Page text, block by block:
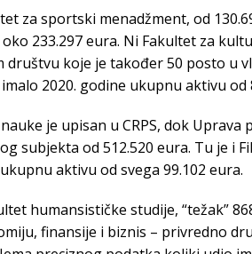
za sportski menadžment, od
233.297 eura. Ni Fakultet za
društvu koje je također 50 posto u
2020. godine ukupnu aktivu od
je upisan u CRPS, dok Uprava
subjekta od 512.520 eura. Tu je i
aktivu od svega 99.102 eura.
humansističke studije, “težak”
finansije i biznis – privredno